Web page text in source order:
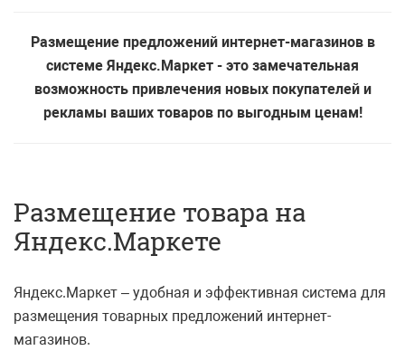
Размещение предложений интернет-магазинов в
системе Яндекс.Маркет - это замечательная
возможность привлечения новых покупателей и
рекламы ваших товаров по выгодным ценам!
Размещение товара на
Яндекс.Маркете
Яндекс.Маркет – удобная и эффективная система для
размещения товарных предложений интернет-
магазинов.